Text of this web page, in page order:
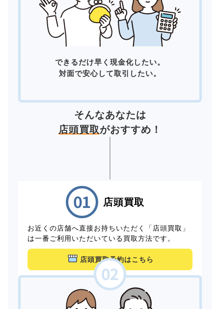
できるだけ早く現金化したい。
対面で安心して取引したい。
そんなあなたは
店頭買取がおすすめ！
店頭買取
お近くの店舗へ直接お持ちいただく「店頭買取」
は一番ご利用いただいている買取方法です。
店頭買取予約はこちら